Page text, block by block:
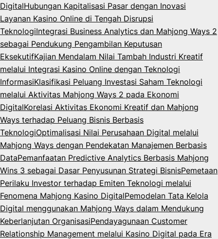
DigitalHubungan Kapitalisasi Pasar dengan Inovasi
Layanan Kasino Online di Tengah Disrupsi
TeknologiIntegrasi Business Analytics dan Mahjong Ways 2
sebagai Pendukung Pengambilan Keputusan
EksekutifKajian Mendalam Nilai Tambah Industri Kreatif
melalui Integrasi Kasino Online dengan Teknologi
InformasiKlasifikasi Peluang Investasi Saham Teknologi
melalui Aktivitas Mahjong Ways 2 pada Ekonomi
DigitalKorelasi Aktivitas Ekonomi Kreatif dan Mahjong
Ways terhadap Peluang Bisnis Berbasis
TeknologiOptimalisasi Nilai Perusahaan Digital melalui
Mahjong Ways dengan Pendekatan Manajemen Berbasis
DataPemanfaatan Predictive Analytics Berbasis Mahjong
Wins 3 sebagai Dasar Penyusunan Strategi BisnisPemetaan
Perilaku Investor terhadap Emiten Teknologi melalui
Fenomena Mahjong Kasino DigitalPemodelan Tata Kelola
Digital menggunakan Mahjong Ways dalam Mendukung
Keberlanjutan OrganisasiPendayagunaan Customer
Relationship Management melalui Kasino Digital pada Era